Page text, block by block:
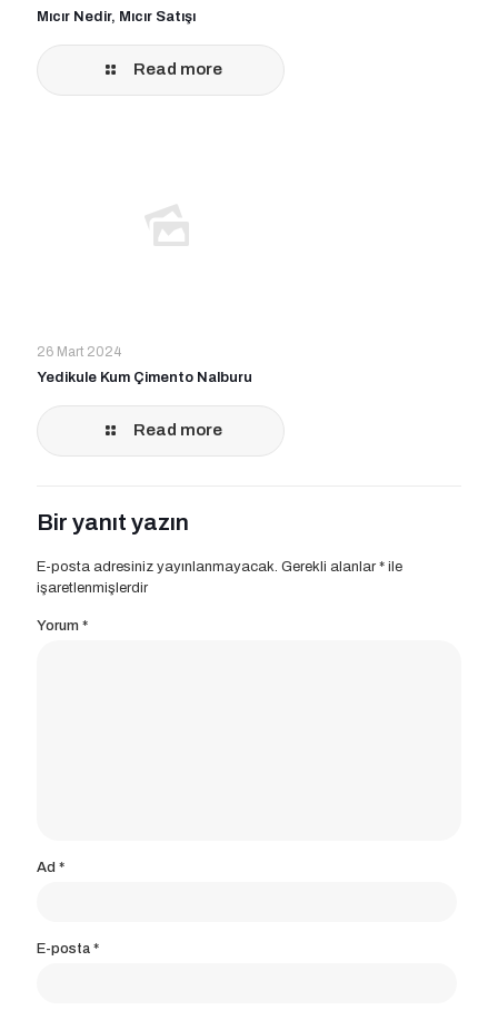
Mıcır Nedir, Mıcır Satışı
Read more
26 Mart 2024
Yedikule Kum Çimento Nalburu
Read more
Bir yanıt yazın
E-posta adresiniz yayınlanmayacak. Gerekli alanlar * ile
işaretlenmişlerdir
Yorum *
Ad *
E-posta *